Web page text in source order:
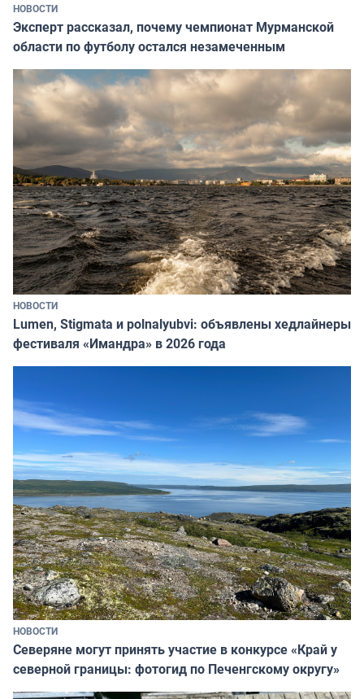
НОВОСТИ
Эксперт рассказал, почему чемпионат Мурманской
области по футболу остался незамеченным
НОВОСТИ
Lumen, Stigmata и polnalyubvi: объявлены хедлайнеры
фестиваля «Имандра» в 2026 года
НОВОСТИ
Северяне могут принять участие в конкурсе «Край у
северной границы: фотогид по Печенгскому округу»